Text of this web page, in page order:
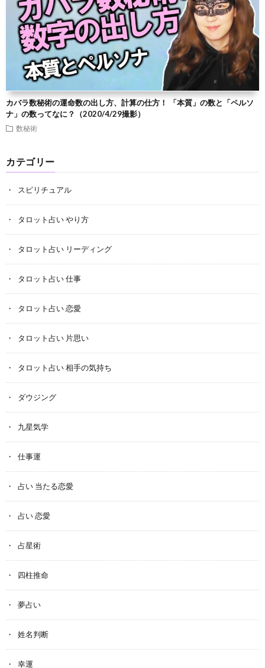
カバラ数秘術の運命数の出し方、計算の仕方！ 「本質」の数と「ペルソ
ナ」の数ってなに？（2020/4/29撮影）
数秘術
カテゴリー
スピリチュアル
タロット占い やり方
タロット占い リーディング
タロット占い 仕事
タロット占い 恋愛
タロット占い 片思い
タロット占い 相手の気持ち
ダウジング
九星気学
仕事運
占い 当たる恋愛
占い 恋愛
占星術
四柱推命
夢占い
姓名判断
幸運